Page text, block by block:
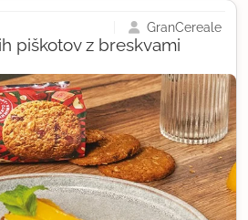
piškotov z breskvami
GranCereale